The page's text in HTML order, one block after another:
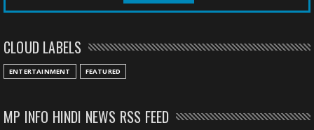
CHHATTISGARH
July 08, 2026
CHHATTISGARH
CLOUD LABELS
ENTERTAINMENT FEATURED
MP INFO HINDI NEWS RSS FEED